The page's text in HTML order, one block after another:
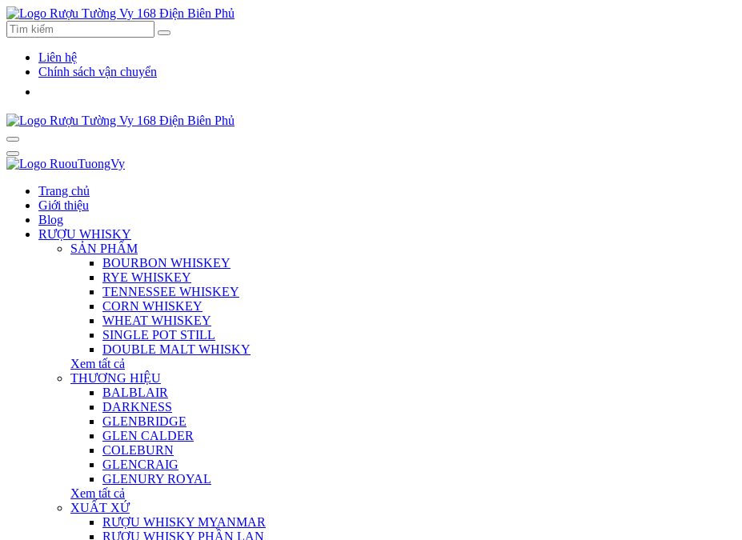
Liên hệ
Chính sách vận chuyển
Trang chủ
Giới thiệu
Blog
RƯỢU WHISKY
SẢN PHẨM
BOURBON WHISKEY
RYE WHISKEY
TENNESSEE WHISKEY
CORN WHISKEY
WHEAT WHISKEY
SINGLE POT STILL
DOUBLE MALT WHISKY
Xem tất cả
THƯƠNG HIỆU
BALBLAIR
DARKNESS
GLENBRIDGE
GLEN CALDER
COLEBURN
GLENCRAIG
GLENURY ROYAL
Xem tất cả
XUẤT XỨ
RƯỢU WHISKY MYANMAR
RƯỢU WHISKY PHẦN LAN